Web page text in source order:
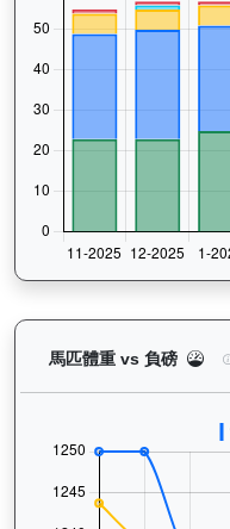
馬匹體重 vs 負磅